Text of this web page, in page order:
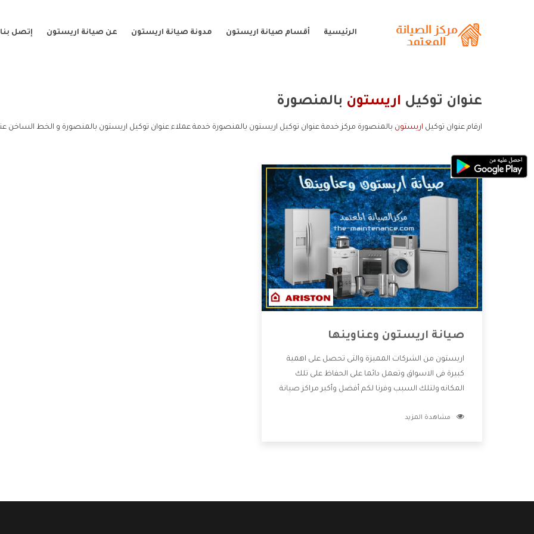
الرئيسية أقسام صيانة اريستون مدونة صيانة اريستون عن صيانة اريستون إتصل بنا
عنوان توكيل اريستون بالمنصورة
ارقام عنوان توكيل اريستون بالمنصورة مركز خدمة عنوان توكيل اريستون بالمنصورة خدمة عملاء عنوان توكيل اريستون بالمنصورة و الخط الساخن
صيانة اريستون وعناوينها
اريستون من الشركات المميزة والتى تحصل على اهمية
كبيرة فى الاسواق وتعمل دائما على الحفاظ على تلك
المكانه ولتلك السبب وفرنا لكم أفضل وأكبر مراكز صيانة
ويستطيع القيام بتصليح جميع المنتجات دون اى ازعاج
مشاهدة المزيد